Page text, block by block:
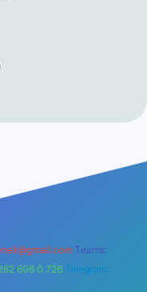
Teams:
606 0 726 Telegram: